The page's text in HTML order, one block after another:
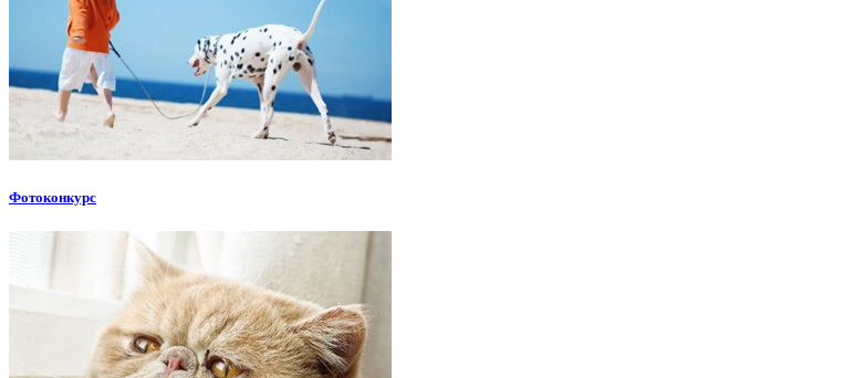
Фотоконкурс